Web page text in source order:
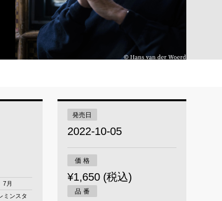
7月
ミンスタ
発売日
2022-10-05
価 格
¥1,650 (税込)
品 番